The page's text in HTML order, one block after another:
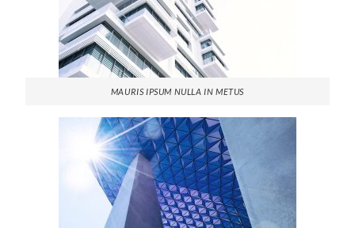
MAURIS IPSUM NULLA IN METUS